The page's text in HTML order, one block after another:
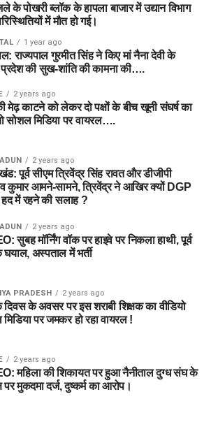
के पोखरी ब्लॉक के हापला बाजार में उद्यान विभाग
में मौत हो गई।
1 year ago
राज्यपाल गुरमीत सिंह ने किए मां नैना देवी के
प्रदेश की सुख-शांति की कामना की….
2 years ago
मेढ़ काटने को लेकर दो पक्षों के बीच खूनी संघर्ष का
सोशल मिडिया पर वायरल….
2 years ago
पूर्व सीएम त्रिवेंद्र सिंह रावत और डीजीपी
कुमार आमने-सामने, त्रिवेंद्र ने आखिर क्यों DGP
हद में रहने की सलाह ?
2 years ago
सुबह मॉर्निंग वॉक पर हाइवे पर निकला हाथी, पूर्व
अस्पताल में भर्ती
PRADESH 2 years ago
दिवस के अवसर पर इस शराबी शिक्षक का वीडियो
पर जमकर हो रहा वायरल !
2 years ago
महिला की शिकायत पर हुआ नैनीताल दुग्ध संघ के
पर मुकदमा दर्ज, दुष्कर्म का आरोप।